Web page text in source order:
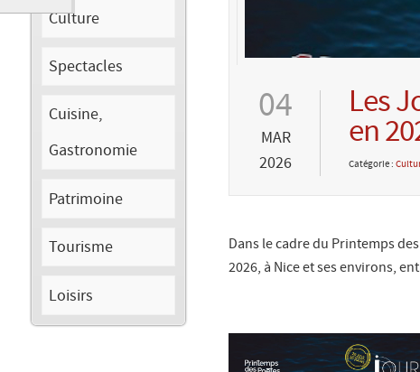
Culture
Spectacles
Cuisine,
Gastronomie
Patrimoine
Tourisme
Loisirs
04
MAR
2026
Les
en
Catégorie :
Dans le cadre du Printemps
2026, à Nice et ses environs,